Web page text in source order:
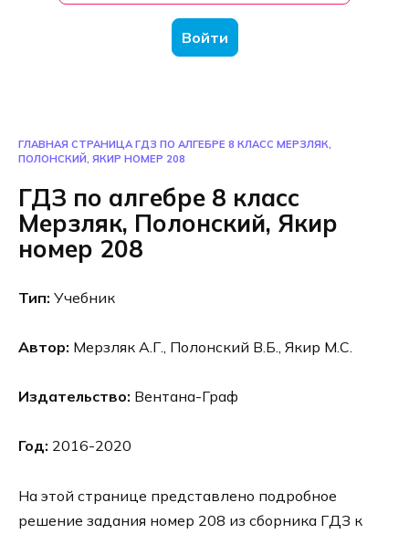
Войти
ГЛАВНАЯ СТРАНИЦА ГДЗ ПО АЛГЕБРЕ 8 КЛАСС МЕРЗЛЯК,
ПОЛОНСКИЙ, ЯКИР НОМЕР 208
ГДЗ по алгебре 8 класс
Мерзляк, Полонский, Якир
номер 208
Тип: Учебник
Автор: Мерзляк А.Г., Полонский В.Б., Якир М.С.
Издательство: Вентана-Граф
Год: 2016-2020
На этой странице представлено подробное
решение задания номер 208 из сборника ГДЗ к